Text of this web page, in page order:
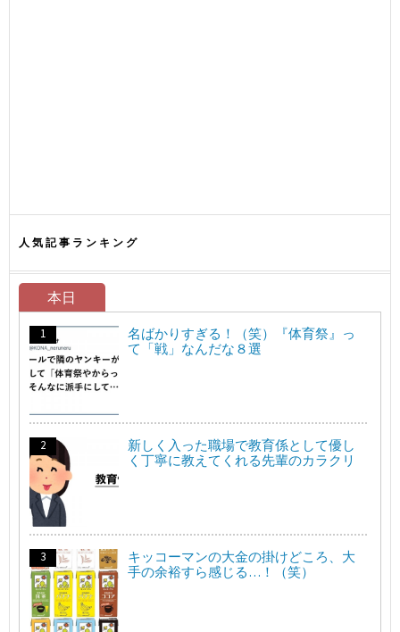
人気記事ランキング
本日
名ばかりすぎる！（笑）『体育祭』っ
て「戦」なんだな８選
新しく入った職場で教育係として優し
く丁寧に教えてくれる先輩のカラクリ
キッコーマンの大金の掛けどころ、大
手の余裕すら感じる…！（笑）